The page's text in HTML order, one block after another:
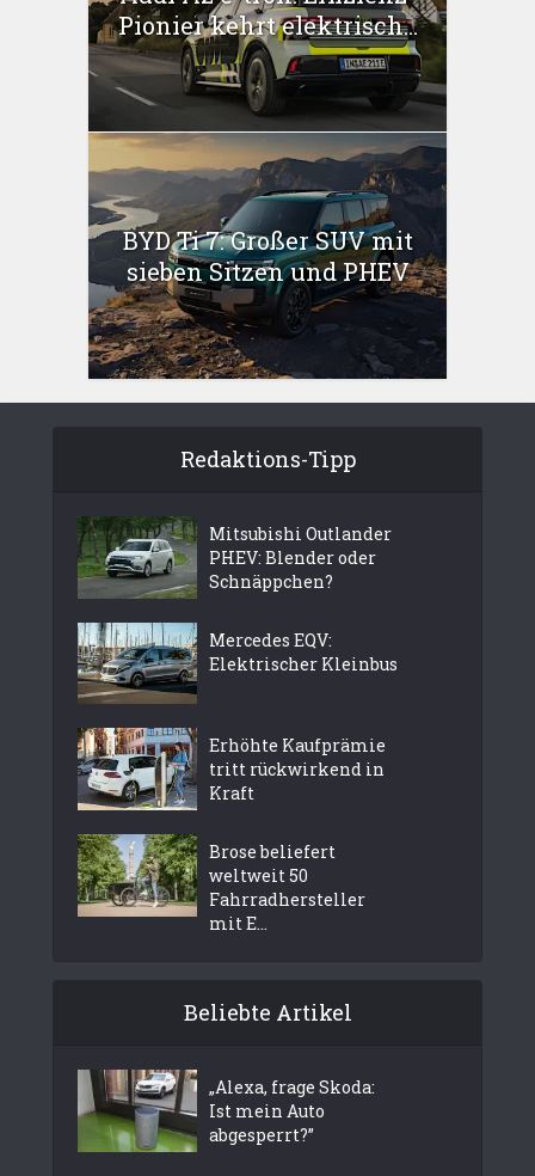
Pionier kehrt elektrisch...
BYD Ti 7: Großer SUV mit
sieben Sitzen und PHEV
Redaktions-Tipp
Mitsubishi Outlander
PHEV: Blender oder
Schnäppchen?
Mercedes EQV:
Elektrischer Kleinbus
Erhöhte Kaufprämie
tritt rückwirkend in
Kraft
Brose beliefert
weltweit 50
Fahrradhersteller
mit E...
Beliebte Artikel
„Alexa, frage Skoda:
Ist mein Auto
abgesperrt?”